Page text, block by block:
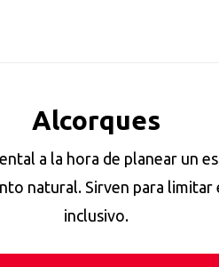
Alcorques
a la hora de planear un
natural. Sirven para limitar
inclusivo.